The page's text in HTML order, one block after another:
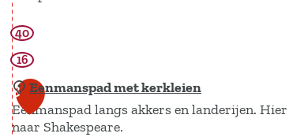
v
e
r
e
n
s
r
a
d
t
,
O
e
r
m
l
e
b
o
e
r
i
e
R
i
j
k
s
40
16
8 Eenmanspad met kerkleien
Eenmanspad langs akkers en landerijen.
naar Shakespeare.